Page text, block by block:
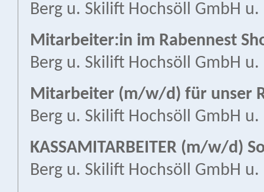
Berg u. Skilift Hochsöll GmbH u.
Mitarbeiter:in im Rabennest
Berg u. Skilift Hochsöll GmbH u.
Mitarbeiter (m/w/d) für unser
Berg u. Skilift Hochsöll GmbH u.
KASSAMITARBEITER (m/w/d)
Berg u. Skilift Hochsöll GmbH u.